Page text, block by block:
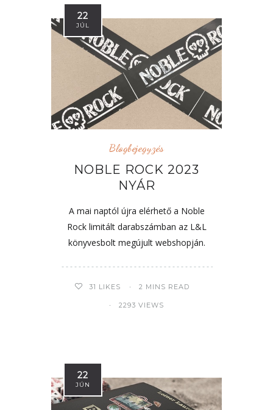
22
JÚL
Blogbejegyzés
NOBLE ROCK 2023
NYÁR
A mai naptól újra elérhető a Noble
Rock limitált darabszámban az L&L
könyvesbolt megújult webshopján.
31 LIKES 2 MINS READ
2293 VIEWS
22
JÚN